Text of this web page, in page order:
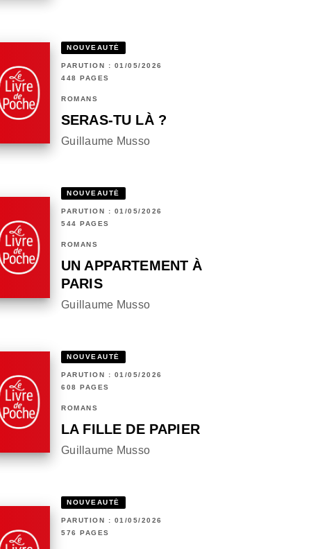
NOUVEAUTÉ
PARUTION : 01/05/2026
448 PAGES
ROMANS
SERAS-TU LÀ ?
Guillaume Musso
NOUVEAUTÉ
PARUTION : 01/05/2026
544 PAGES
ROMANS
UN APPARTEMENT À
PARIS
Guillaume Musso
NOUVEAUTÉ
PARUTION : 01/05/2026
608 PAGES
ROMANS
LA FILLE DE PAPIER
Guillaume Musso
NOUVEAUTÉ
PARUTION : 01/05/2026
576 PAGES